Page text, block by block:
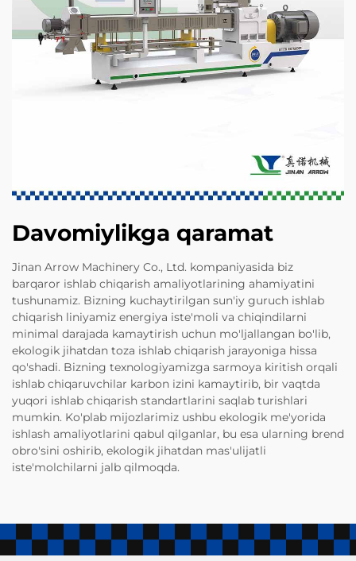
Davomiylikga qaramat
Jinan Arrow Machinery Co., Ltd. kompaniyasida biz
barqaror ishlab chiqarish amaliyotlarining ahamiyatini
tushunamiz. Bizning kuchaytirilgan sun'iy guruch ishlab
chiqarish liniyamiz energiya iste'moli va chiqindilarni
minimal darajada kamaytirish uchun mo'ljallangan bo'lib,
ekologik jihatdan toza ishlab chiqarish jarayoniga hissa
qo'shadi. Bizning texnologiyamizga sarmoya kiritish orqali
ishlab chiqaruvchilar karbon izini kamaytirib, bir vaqtda
yuqori ishlab chiqarish standartlarini saqlab turishlari
mumkin. Ko'plab mijozlarimiz ushbu ekologik me'yorida
ishlash amaliyotlarini qabul qilganlar, bu esa ularning brend
obro'sini oshirib, ekologik jihatdan mas'ulijatli
iste'molchilarni jalb qilmoqda.